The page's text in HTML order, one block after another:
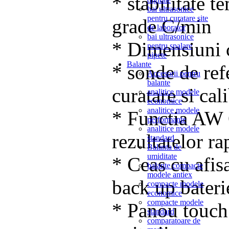
bai ultrasonice
pentru curatare site
de laborator
bai ultrasonice
pentru spalare
pipete
Balante
Accesorii pentru
balante
analitice modele
economice
analitice modele
performante
analitice modele
standard
Balanta de
umiditate
balante compacte
modele antiex
compacte modele
economice
compacte modele
standard
comparatoare de
grade C/min
* Dimensiuni
* sonde de
curatare si
* Functia AW
rezultatelor
* Ceas cu
back up
* Panou